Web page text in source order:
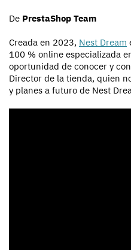
De PrestaShop Team
Creada en 2023, Nest Dream
100 % online especializada
oportunidad de conocer y
Director de la tienda, quien
y planes a futuro de Nest